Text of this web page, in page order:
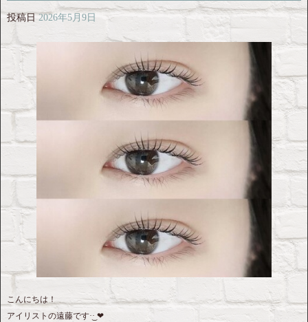
投稿日 2026年5月9日
こんにちは！
アイリストの遠藤です·͜· ❤︎‬